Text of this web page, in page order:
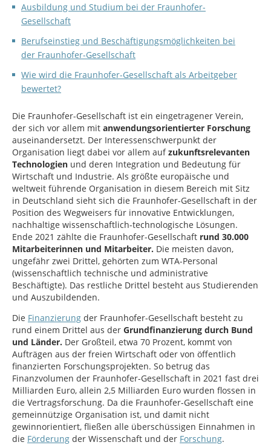
Ausbildung und Studium bei der Fraunhofer-
Gesellschaft
Berufseinstieg und Beschäftigungsmöglichkeiten bei
der Fraunhofer-Gesellschaft
Wie wird die Fraunhofer-Gesellschaft als Arbeitgeber
bewertet?
Die Fraunhofer-Gesellschaft ist ein eingetragener Verein,
der sich vor allem mit anwendungsorientierter Forschung
auseinandersetzt. Der Interessenschwerpunkt der
Organisation liegt dabei vor allem aufzukunftsrelevanten
Technologien und deren Integration und Bedeutung für
Wirtschaft und Industrie. Als größte europäische und
weltweit führende Organisation in diesem Bereich mit Sitz
in Deutschland sieht sich die Fraunhofer-Gesellschaft in der
Position des Wegweisers für innovative Entwicklungen,
nachhaltige wissenschaftlich-technologische Lösungen.
Ende 2021 zählte die Fraunhofer-Gesellschaft rund 30.000
Mitarbeiterinnen und Mitarbeiter. Die meisten davon,
ungefähr zwei Drittel, gehörten zum WTA-Personal
(wissenschaftlich technische und administrative
Beschäftigte). Das restliche Drittel besteht aus Studierenden
und Auszubildenden.
Die Finanzierung der Fraunhofer-Gesellschaft besteht zu
rund einem Drittel aus der Grundfinanzierung durch Bund
und Länder. Der Großteil, etwa 70 Prozent, kommt von
Aufträgen aus der freien Wirtschaft oder von öffentlich
finanzierten Forschungsprojekten. So betrug das
Finanzvolumen der Fraunhofer-Gesellschaft in 2021 fast drei
Milliarden Euro, allein 2,5 Milliarden Euro wurden flossen in
die Vertragsforschung. Da die Fraunhofer-Gesellschaft eine
gemeinnützige Organisation ist, und damit nicht
gewinnorientiert, fließen alle überschüssigen Einnahmen in
die Förderung der Wissenschaft und der Forschung.